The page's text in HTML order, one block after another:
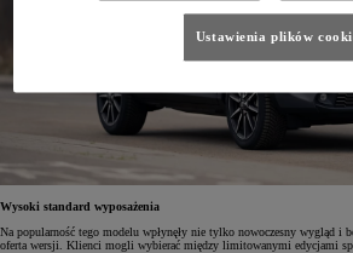
Wysoki standard wyposażenia
Na popularność tego modelu wpłynęły nie tylko nowoczesny wygląd i
oferta wersji. Klienci mogli wybierać między limitowanymi edycjami
Ustawienia plików